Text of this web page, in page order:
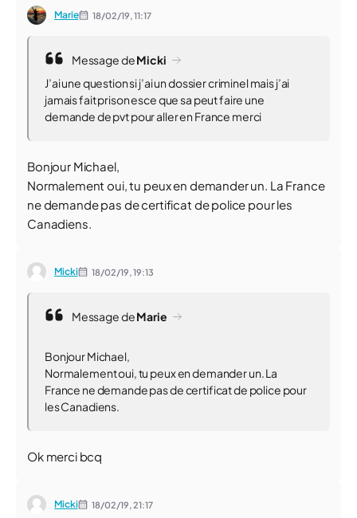
Marie 18/02/19,11:17
Message deMicki
J’ai une question si j’ai un dossier criminel mais j’ai
jamais fait prison esce que sa peut faire une
demande de pvt pour aller en France merci
Bonjour Michael,
Normalement oui, tu peux en demander un. La France
ne demande pas de certificat de police pour les
Canadiens.
Micki 18/02/19,19:13
Message deMarie
Bonjour Michael,
Normalement oui, tu peux en demander un. La
France ne demande pas de certificat de police pour
les Canadiens.
Ok merci bcq
Micki 18/02/19,21:17